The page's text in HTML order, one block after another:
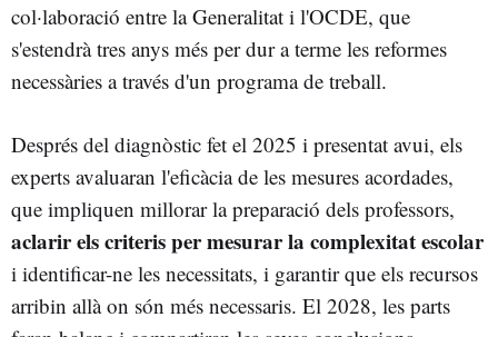
col·laboració entre la Generalitat i l'OCDE, que
s'estendrà tres anys més per dur a terme les reformes
necessàries a través d'un programa de treball.
Després del diagnòstic fet el 2025 i presentat avui, els
experts avaluaran l'eficàcia de les mesures acordades,
que impliquen millorar la preparació dels professors,
aclarir els criteris per mesurar la complexitat escolar
i identificar-ne les necessitats, i garantir que els recursos
arribin allà on són més necessaris. El 2028, les parts